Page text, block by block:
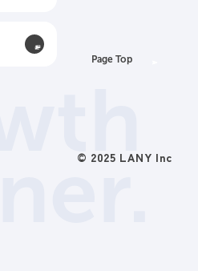
© 2025 LANY Inc
Page Top